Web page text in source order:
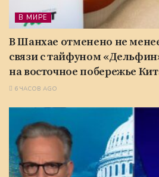
В МИРЕ
В Шанхае отменено не менее
связи с тайфуном
на восточное побережье
6 ЧАСОВ AGO